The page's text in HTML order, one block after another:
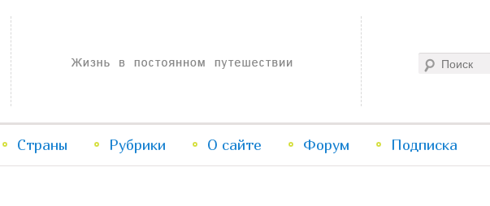
Жизнь в постоянном путешествии
Перейти
Перейти
Страны Рубрики О сайте Форум Подписка